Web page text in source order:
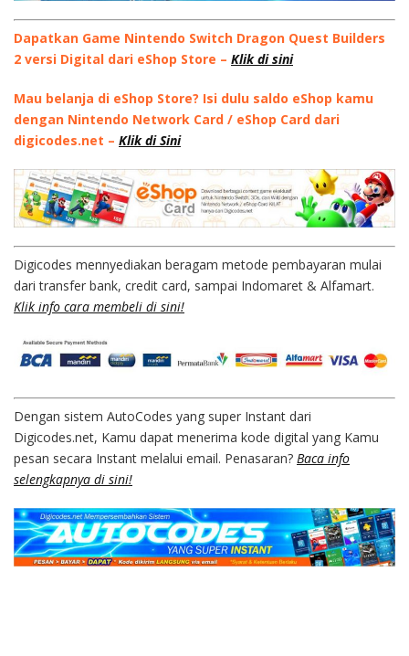
Dapatkan Game Nintendo Switch Dragon Quest Builders
2 versi Digital dari eShop Store – Klik di sini
Mau belanja di eShop Store? Isi dulu saldo eShop kamu
dengan Nintendo Network Card / eShop Card dari
digicodes.net – Klik di Sini
Digicodes mennyediakan beragam metode pembayaran mulai
dari transfer bank, credit card, sampai Indomaret & Alfamart.
Klik info cara membeli di sini!
Dengan sistem AutoCodes yang super Instant dari
Digicodes.net, Kamu dapat menerima kode digital yang Kamu
pesan secara Instant melalui email. Penasaran? Baca info
selengkapnya di sini!